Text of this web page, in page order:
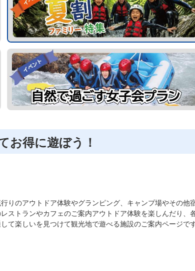
お得に遊ぼう！
りのアウトドア体験やグランピング、キャンプ場やその他
ストランやカフェのご案内アウトドア体験を楽しんだり、
て楽しいを見つけて観光地で遊べる施設のご案内ページで